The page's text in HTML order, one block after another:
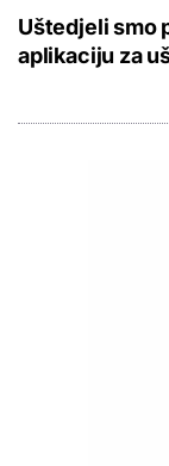
Uštedjeli smo
aplikaciju za